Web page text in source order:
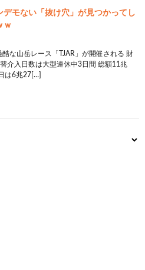
デモない「抜け穴」が見つかってし
ｗ
な山岳レース「TJAR」が開催される 財
介入日数は大型連休中3日間 総額11兆
は6兆27[…]